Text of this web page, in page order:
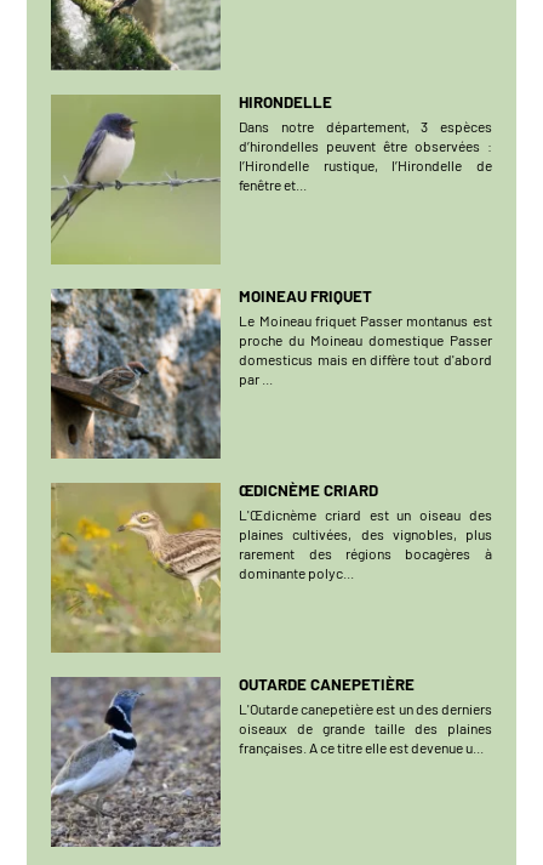
HIRONDELLE
Dans notre département, 3 espèces
d’hirondelles peuvent être observées :
l’Hirondelle rustique, l’Hirondelle de
fenêtre et...
MOINEAU FRIQUET
Le Moineau friquet Passer montanus est
proche du Moineau domestique Passer
domesticus mais en diffère tout d'abord
par ...
ŒDICNÈME CRIARD
L'Œdicnème criard est un oiseau des
plaines cultivées, des vignobles, plus
rarement des régions bocagères à
dominante polyc...
OUTARDE CANEPETIÈRE
L'Outarde canepetière est un des derniers
oiseaux de grande taille des plaines
françaises. A ce titre elle est devenue u...